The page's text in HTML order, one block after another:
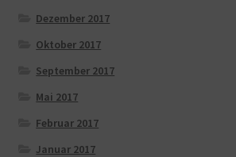
Dezember 2017
Oktober 2017
September 2017
Mai 2017
Februar 2017
Januar 2017